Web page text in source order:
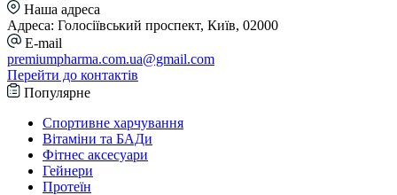
Наша адреса
Адреса: Голосіївський проспект, Київ, 02000
E-mail
premiumpharma.com.ua@gmail.com
Перейти до контактів
Популярне
Спортивне харчування
Вітаміни та БАДи
Фітнес аксесуари
Гейнери
Протеїн